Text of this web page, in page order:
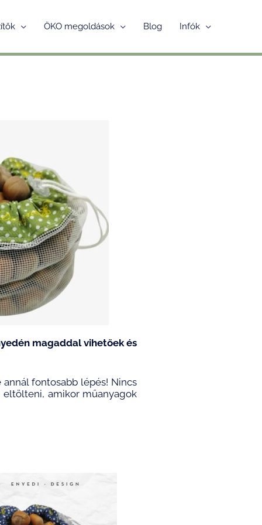
ÖKO megoldások Blog Infók
magaddal vihetőek és
fontosabb lépés! Nincs
eltölteni, amikor műanyagok